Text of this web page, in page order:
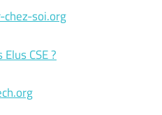
soi.org
CSE ?